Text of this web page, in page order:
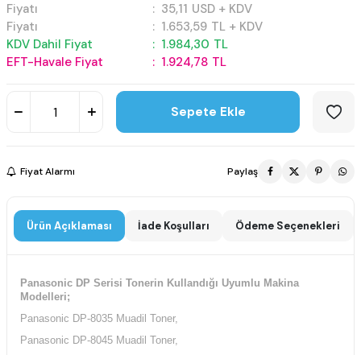
Fiyatı : 35,11 USD + KDV
Fiyatı
: 1.653,59 TL + KDV
KDV Dahil Fiyat
: 1.984,30 TL
EFT-Havale Fiyat
: 1.924,78 TL
Sepete Ekle
Fiyat Alarmı Paylaş
Ürün Açıklaması İade Koşulları Ödeme Seçenekleri
Panasonic DP Serisi Tonerin Kullandığı Uyumlu Makina
Modelleri;
Panasonic DP-8035 Muadil Toner,
Panasonic DP-8045 Muadil Toner,